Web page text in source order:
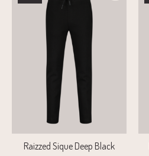
Raizzed Sique Deep Black